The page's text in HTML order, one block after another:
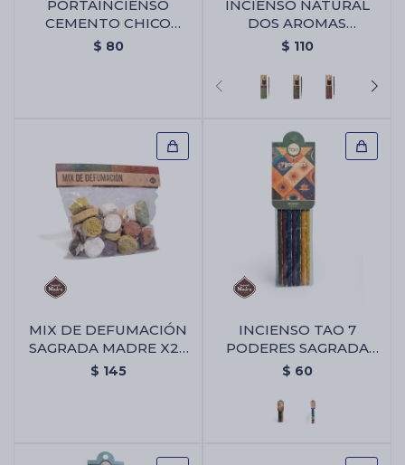
PORTAINCIENSO
CEMENTO CHICO
TRIANGULAR -
$ 80
INCIENSO NATURAL
DOS AROMAS
SAGRADA MADRE X8 -
$ 110
MIX DE DEFUMACIÓN
SAGRADA MADRE X25
UNIDADES - Mix De
$ 145
INCIENSO TAO 7
PODERES SAGRADA
MADRE - Varitas 7
$ 60